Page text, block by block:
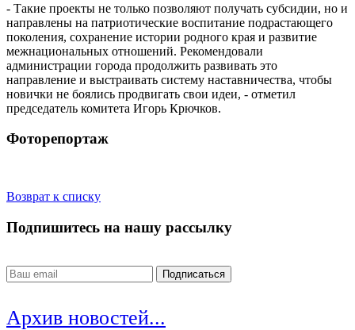
- Такие проекты не только позволяют получать субсидии, но и
направлены на патриотические воспитание подрастающего
поколения, сохранение истории родного края и развитие
межнациональных отношений. Рекомендовали
администрации города продолжить развивать это
направление и выстраивать систему наставничества, чтобы
новички не боялись продвигать свои идеи, - отметил
председатель комитета Игорь Крючков.
Фоторепортаж
Возврат к списку
Подпишитесь на нашу рассылку
Архив новостей...